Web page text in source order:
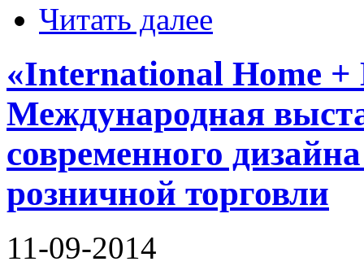
Читать далее
«International Home +
Международная
современного
розничной торговли
11-09-2014